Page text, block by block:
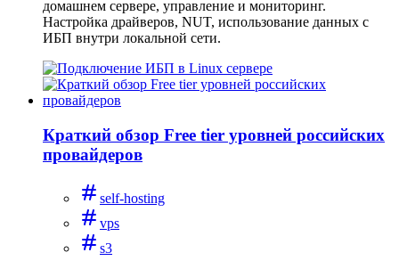
домашнем сервере, управление и мониторинг.
Настройка драйверов, NUT, использование данных с
ИБП внутри локальной сети.
Краткий обзор Free tier уровней российских
провайдеров
self-hosting
vps
s3